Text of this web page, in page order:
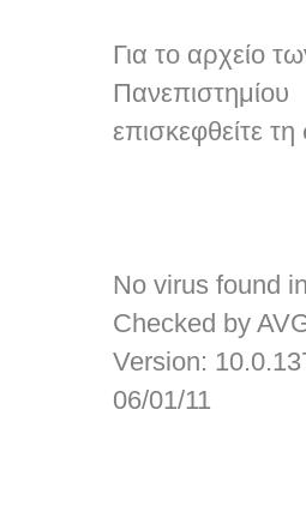
Για το αρχείο
Πανεπιστημίου
επισκεφθείτε
No virus found
Checked by
Version:
06/01/11